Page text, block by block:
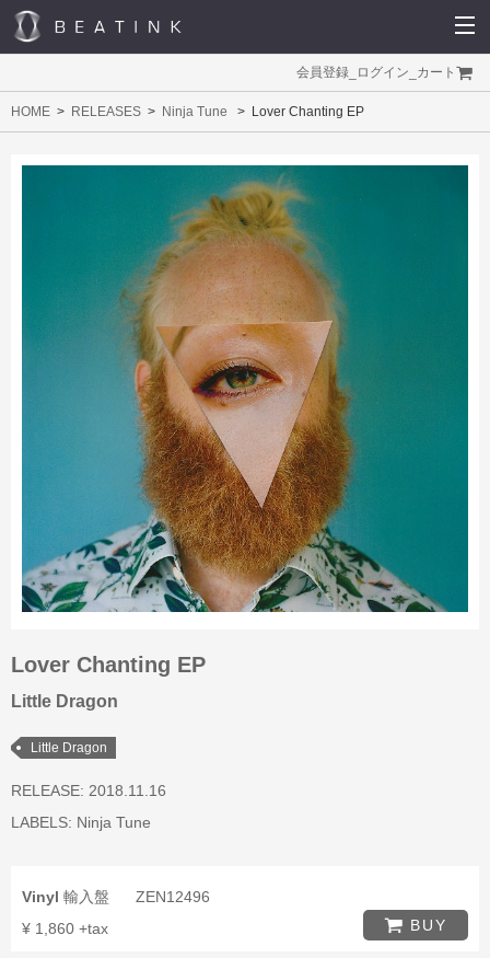
会員登録 ログイン カート
HOME RELEASES Ninja Tune Lover Chanting EP
Lover Chanting EP
Little Dragon
Little Dragon
RELEASE: 2018.11.16
LABELS: Ninja Tune
Vinyl 輸入盤
ZEN12496
¥ 1,860 +tax
BUY